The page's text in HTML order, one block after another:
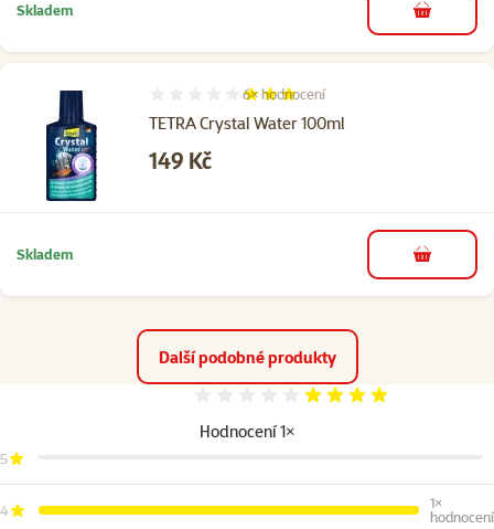
Skladem do košíku
TETRA Crystal Water 100ml
Hodnocení 60%, počet hodnocení: 6
6× hodnocení
Cena
149 Kč
Skladem do košíku
Další podobné produkty
Hodnocení 1×
Hodnocení 80%
5
4
1×
hodnocení